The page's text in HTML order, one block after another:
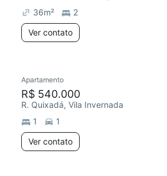
36m²
2
Ver contato
Redecorar
Apartamento
R$ 540.000
R. Quixadá, Vila Invernada
1
1
Ver contato